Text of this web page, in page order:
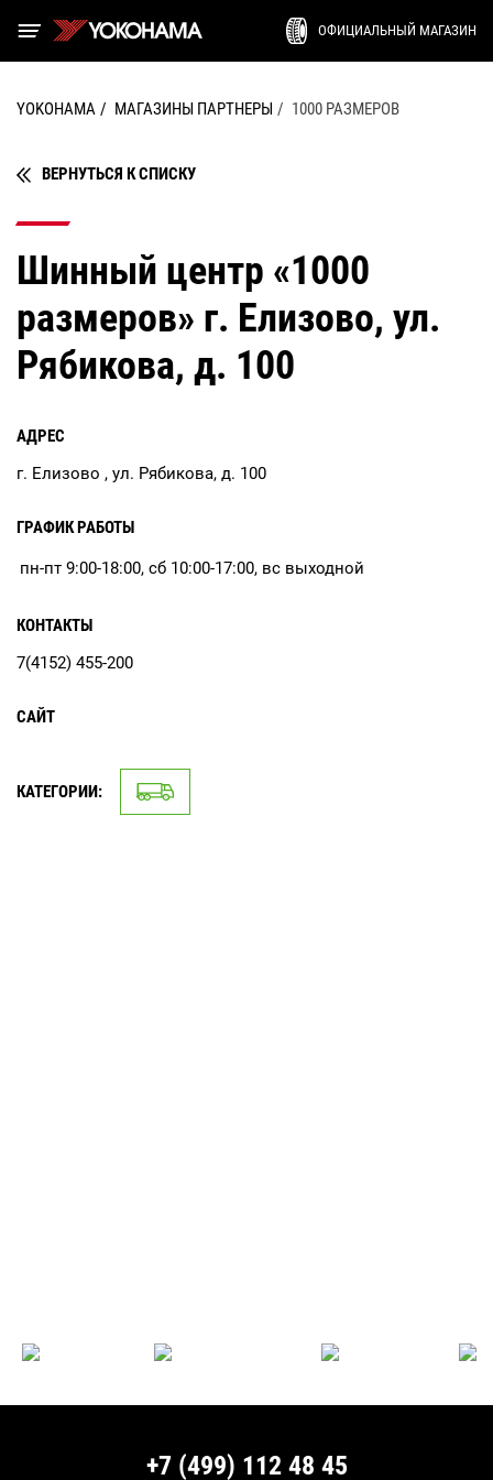
ОФИЦИАЛЬНЫЙ МАГАЗИН
YOKOHAMA МАГАЗИНЫ ПАРТНЕРЫ 1000 РАЗМЕРОВ
ВЕРНУТЬСЯ К СПИСКУ
Шинный центр «1000
размеров» г. Елизово, ул.
Рябикова, д. 100
АДРЕС
г. Елизово , ул. Рябикова, д. 100
ГРАФИК РАБОТЫ
пн-пт 9:00-18:00, сб 10:00-17:00, вс выходной
КОНТАКТЫ
7(4152) 455-200
САЙТ
КАТЕГОРИИ:
+7 (499) 112 48 45